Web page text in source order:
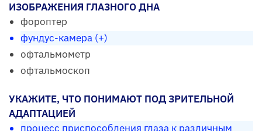
ИЗОБРАЖЕНИЯ ГЛАЗНОГО ДНА
фороптер
фундус-камера (+)
офтальмометр
офтальмоскоп
УКАЖИТЕ, ЧТО ПОНИМАЮТ ПОД ЗРИТЕЛЬНОЙ
АДАПТАЦИЕЙ
процесс приспособления глаза к различным